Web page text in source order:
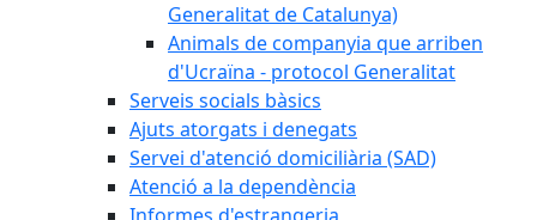
Generalitat de Catalunya)
Animals de companyia que arriben
d'Ucraïna - protocol Generalitat
Serveis socials bàsics
Ajuts atorgats i denegats
Servei d'atenció domiciliària (SAD)
Atenció a la dependència